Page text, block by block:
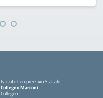
Istituto Comprensivo Statale
Collegno Marconi
Collegno